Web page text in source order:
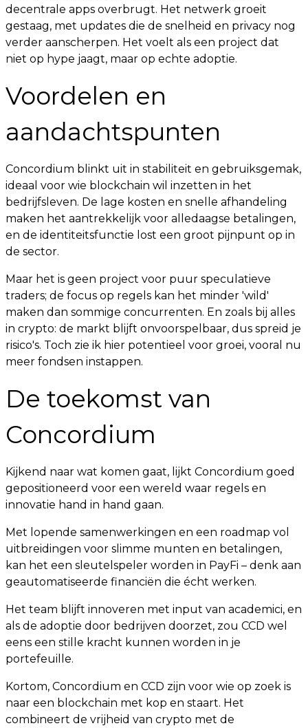
decentrale apps overbrugt. Het netwerk groeit
gestaag, met updates die de snelheid en privacy nog
verder aanscherpen. Het voelt als een project dat
niet op hype jaagt, maar op echte adoptie.
Voordelen en
aandachtspunten
Concordium blinkt uit in stabiliteit en gebruiksgemak,
ideaal voor wie blockchain wil inzetten in het
bedrijfsleven. De lage kosten en snelle afhandeling
maken het aantrekkelijk voor alledaagse betalingen,
en de identiteitsfunctie lost een groot pijnpunt op in
de sector.
Maar het is geen project voor puur speculatieve
traders; de focus op regels kan het minder 'wild'
maken dan sommige concurrenten. En zoals bij alles
in crypto: de markt blijft onvoorspelbaar, dus spreid je
risico's. Toch zie ik hier potentieel voor groei, vooral nu
meer fondsen instappen.
De toekomst van
Concordium
Kijkend naar wat komen gaat, lijkt Concordium goed
gepositioneerd voor een wereld waar regels en
innovatie hand in hand gaan.
Met lopende samenwerkingen en een roadmap vol
uitbreidingen voor slimme munten en betalingen,
kan het een sleutelspeler worden in PayFi – denk aan
geautomatiseerde financiën die écht werken.
Het team blijft innoveren met input van academici, en
als de adoptie door bedrijven doorzet, zou CCD wel
eens een stille kracht kunnen worden in je
portefeuille.
Kortom, Concordium en CCD zijn voor wie op zoek is
naar een blockchain met kop en staart. Het
combineert de vrijheid van crypto met de